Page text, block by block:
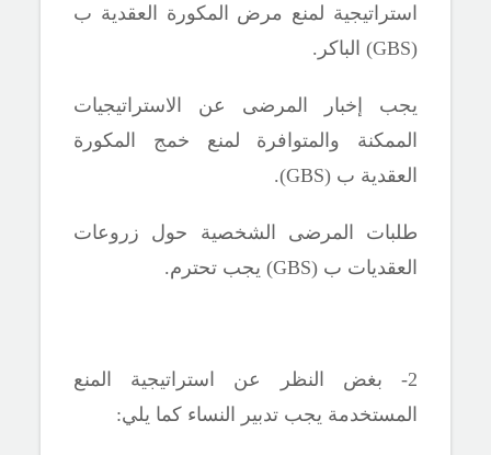
استراتيجية لمنع مرض المكورة العقدية ب
(
GBS) الباكر.
يجب إخبار المرضى عن الاستراتيجيات
الممكنة والمتوافرة لمنع خمج المكورة
العقدية ب (GBS
)
.
طلبات المرضى الشخصية حول زروعات
العقديات ب (GBS) يجب تحترم.
2- بغض النظر عن استراتيجية المنع
المستخدمة يجب تدبير النساء كما يلي: